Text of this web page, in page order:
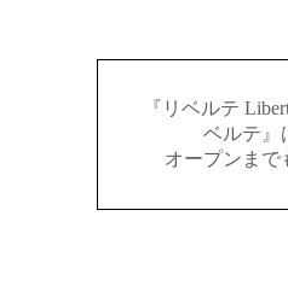
『リベルテ
ベルテ』
オープンまで